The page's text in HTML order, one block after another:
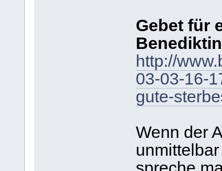
Gebet für
http://
03-03-16-
gute-
Wenn der